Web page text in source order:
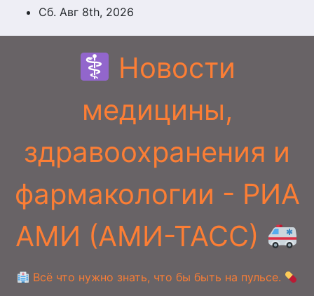
ПерейтиСб. Авг 8th, 2026
Новости
медицины,
здравоохранения и
фармакологии - РИА
АМИ (АМИ-ТАСС)
Всё что нужно знать, что бы быть на пульсе.